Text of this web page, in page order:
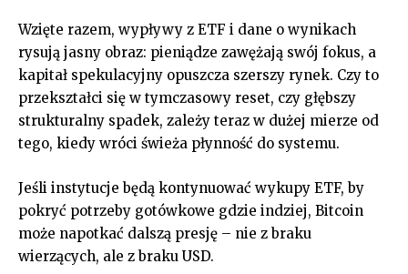
Wzięte razem, wypływy z ETF i dane o wynikach
rysują jasny obraz: pieniądze zawężają swój fokus, a
kapitał spekulacyjny opuszcza szerszy rynek. Czy to
przekształci się w tymczasowy reset, czy głębszy
strukturalny spadek, zależy teraz w dużej mierze od
tego, kiedy wróci świeża płynność do systemu.
Jeśli instytucje będą kontynuować wykupy ETF, by
pokryć potrzeby gotówkowe gdzie indziej, Bitcoin
może napotkać dalszą presję – nie z braku
wierzących, ale z braku USD.